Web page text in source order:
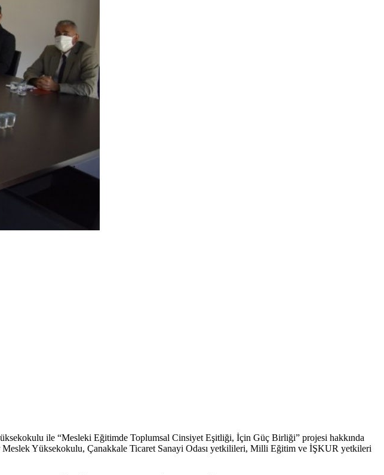
ile “Mesleki Eğitimde Toplumsal Cinsiyet Eşitliği, İçin Güç Birliği” projesi hakkında
Yüksekokulu, Çanakkale Ticaret Sanayi Odası yetkilileri, Milli Eğitim ve İŞKUR yetkileri